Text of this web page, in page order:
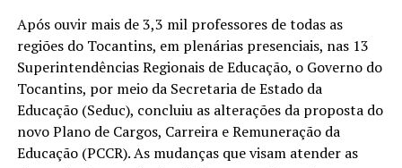
Após ouvir mais de 3,3 mil professores de todas as
regiões do Tocantins, em plenárias presenciais, nas 13
Superintendências Regionais de Educação, o Governo do
Tocantins, por meio da Secretaria de Estado da
Educação (Seduc), concluiu as alterações da proposta do
novo Plano de Cargos, Carreira e Remuneração da
Educação (PCCR). As mudanças que visam atender as